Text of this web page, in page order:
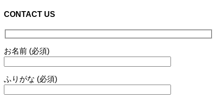
CONTACT US
お名前 (必須)
ふりがな (必須)